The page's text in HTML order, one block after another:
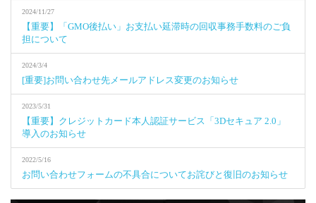
2024/11/27
【重要】「GMO後払い」お支払い延滞時の回収事務手数料のご負
担について
2024/3/4
[重要]お問い合わせ先メールアドレス変更のお知らせ
2023/5/31
【重要】クレジットカード本人認証サービス「3Dセキュア 2.0」
導入のお知らせ
2022/5/16
お問い合わせフォームの不具合についてお詫びと復旧のお知らせ